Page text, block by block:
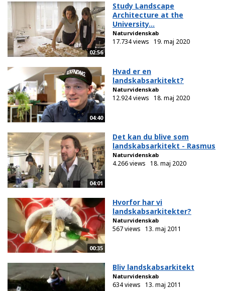
02:56
Study Landscape
Architecture at the
University...
Naturvidenskab
17.734 views 19. maj 2020
04:40
Hvad er en
landskabsarkitekt?
Naturvidenskab
12.924 views 18. maj 2020
04:01
Det kan du blive som
landskabsarkitekt - Rasmus
Naturvidenskab
4.266 views 18. maj 2020
00:35
Hvorfor har vi
landskabsarkitekter?
Naturvidenskab
567 views 13. maj 2011
Bliv landskabsarkitekt
Naturvidenskab
634 views 13. maj 2011